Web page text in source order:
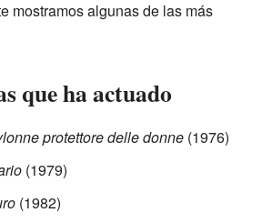
mostramos algunas de las más
que ha actuado
protettore delle donne (1976)
(1979)
(1982)